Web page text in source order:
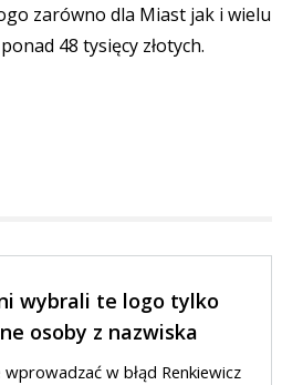
zarówno dla Miast jak i wielu
48 tysięcy złotych.
wybrali te logo tylko
osoby z nazwiska
wprowadzać w błąd Renkiewicz